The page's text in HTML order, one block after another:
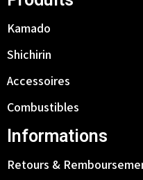
Kamado
Shichirin
Accessoires
Combustibles
Informations
Retours &